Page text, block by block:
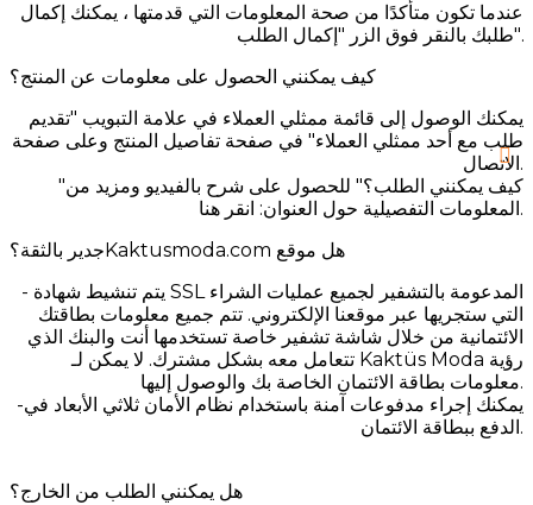
عندما تكون متأكدًا من صحة المعلومات التي قدمتها ، يمكنك إكمال
طلبك بالنقر فوق الزر "إكمال الطلب".
كيف يمكنني الحصول على معلومات عن المنتج؟
يمكنك الوصول إلى قائمة ممثلي العملاء في علامة التبويب "تقديم
طلب مع أحد ممثلي العملاء" في صفحة تفاصيل المنتج وعلى صفحة
الاتصال.
"كيف يمكنني الطلب؟" للحصول على شرح بالفيديو ومزيد من
المعلومات التفصيلية حول العنوان: انقر هنا.
جدير بالثقة؟Kaktusmoda.com هل موقع
- يتم تنشيط شهادة SSL المدعومة بالتشفير لجميع عمليات الشراء
التي ستجريها عبر موقعنا الإلكتروني. تتم جميع معلومات بطاقتك
الائتمانية من خلال شاشة تشفير خاصة تستخدمها أنت والبنك الذي
تتعامل معه بشكل مشترك. لا يمكن لـ Kaktüs Moda رؤية
معلومات بطاقة الائتمان الخاصة بك والوصول إليها.
-يمكنك إجراء مدفوعات آمنة باستخدام نظام الأمان ثلاثي الأبعاد في
الدفع ببطاقة الائتمان.
هل يمكنني الطلب من الخارج؟